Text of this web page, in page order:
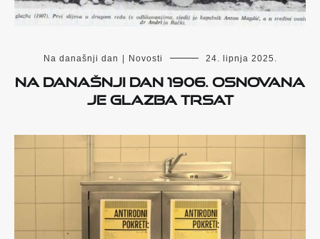
Na današnji dan Novosti 24. lipnja 2025.
Na današnji dan 1906. osnovana
je Glazba Trsat